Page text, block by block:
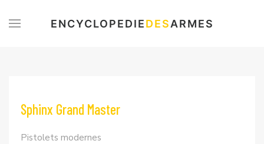
ENCYCLOPEDIEDESARMES
Sphinx Grand Master
Pistolets modernes